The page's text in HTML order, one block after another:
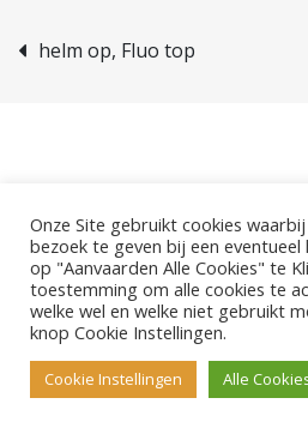
helm op, Fluo top
©2026 - Gemeentelijke
Polderbos 1,
Onze Site gebruikt cookies
bezoek te geven bij een
op "Aanvaarden Alle Cookies" te
toestemming om alle cookies te
welke wel en welke niet gebruikt
knop Cookie Instellingen.
Cookie Instellingen Alle